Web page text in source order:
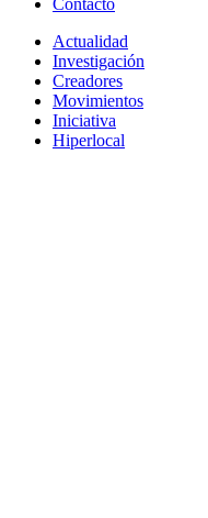
Contacto
Actualidad
Investigación
Creadores
Movimientos
Iniciativa
Hiperlocal